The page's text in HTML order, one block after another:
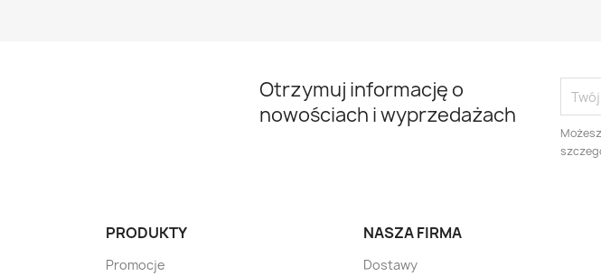
Otrzymuj informację o
nowościach i wyprzedażach
PRODUKTY
Promocje
NASZA FIRMA
Dostawy